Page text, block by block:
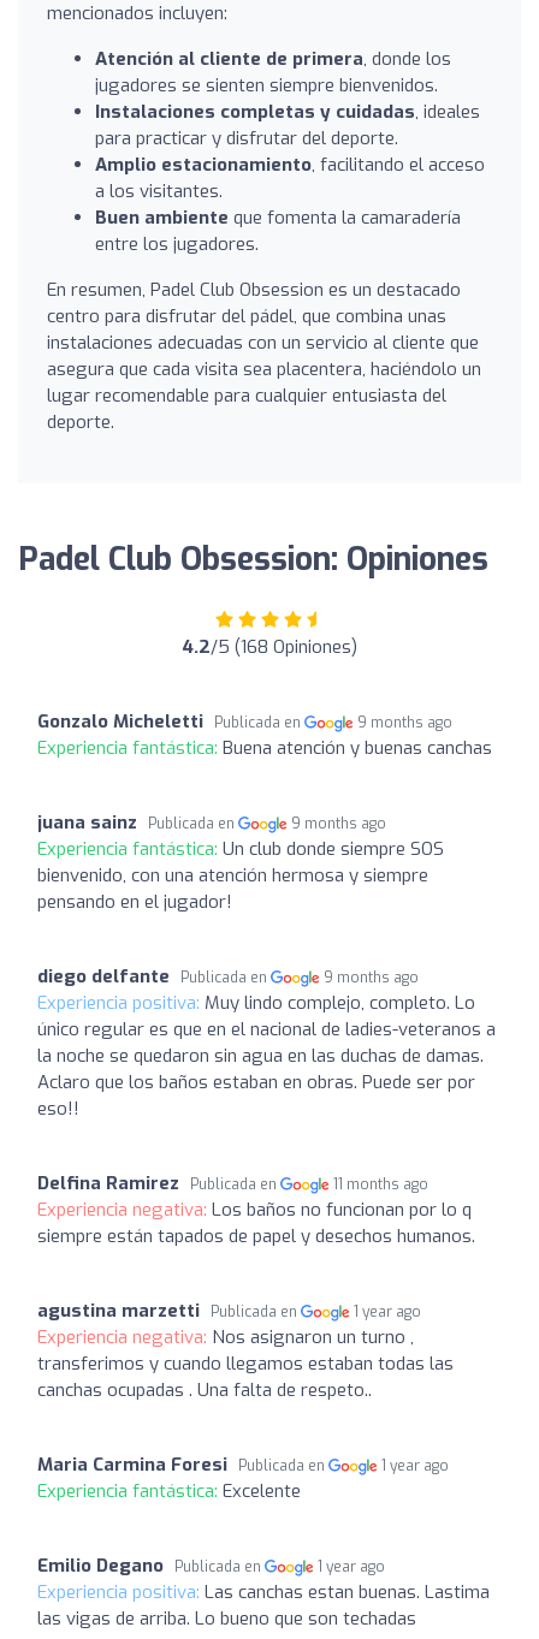
mencionados incluyen:
Atención al cliente de primera, donde los
jugadores se sienten siempre bienvenidos.
Instalaciones completas y cuidadas, ideales
para practicar y disfrutar del deporte.
Amplio estacionamiento, facilitando el acceso
a los visitantes.
Buen ambiente que fomenta la camaradería
entre los jugadores.
En resumen, Padel Club Obsession es un destacado
centro para disfrutar del pádel, que combina unas
instalaciones adecuadas con un servicio al cliente que
asegura que cada visita sea placentera, haciéndolo un
lugar recomendable para cualquier entusiasta del
deporte.
Padel Club Obsession: Opiniones
4.2/5 (168 Opiniones)
Gonzalo Micheletti Publicada en 9 months ago
Experiencia fantástica: Buena atención y buenas canchas
juana sainz Publicada en 9 months ago
Experiencia fantástica: Un club donde siempre SOS
bienvenido, con una atención hermosa y siempre
pensando en el jugador!
diego delfante Publicada en 9 months ago
Experiencia positiva: Muy lindo complejo, completo. Lo
único regular es que en el nacional de ladies-veteranos a
la noche se quedaron sin agua en las duchas de damas.
Aclaro que los baños estaban en obras. Puede ser por
eso!!
Delfina Ramirez Publicada en 11 months ago
Experiencia negativa: Los baños no funcionan por lo q
siempre están tapados de papel y desechos humanos.
agustina marzetti Publicada en 1 year ago
Experiencia negativa: Nos asignaron un turno ,
transferimos y cuando llegamos estaban todas las
canchas ocupadas . Una falta de respeto..
Maria Carmina Foresi Publicada en 1 year ago
Experiencia fantástica: Excelente
Emilio Degano Publicada en 1 year ago
Experiencia positiva: Las canchas estan buenas. Lastima
las vigas de arriba. Lo bueno que son techadas